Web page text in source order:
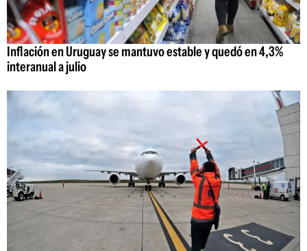
Inflación en Uruguay se mantuvo estable y quedó en 4,3%
interanual a julio